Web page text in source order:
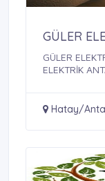
GÜLER
GÜLER
ELEKTRİK
Hatay/